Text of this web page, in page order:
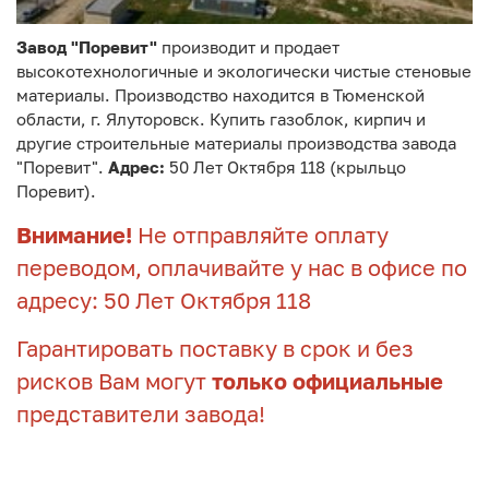
Завод "Поревит" производит и продает
высокотехнологичные и экологически чистые стеновые
материалы. Производство находится в Тюменской
области, г. Ялуторовск. Купить газоблок, кирпич и
другие строительные материалы производства завода
"Поревит". Адрес: 50 Лет Октября 118 (крыльцо
Поревит).
Внимание! Не отправляйте оплату
переводом, оплачивайте у нас в офисе по
адресу: 50 Лет Октября 118
Гарантировать поставку в срок и без
рисков Вам могут только официальные
представители завода!